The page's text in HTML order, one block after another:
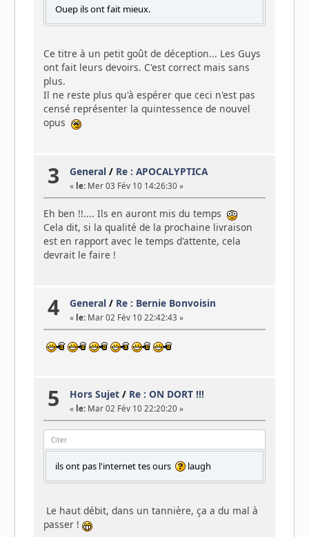
Ouep ils ont fait mieux.
Ce titre à un petit goût de déception... Les Guys
ont fait leurs devoirs. C'est correct mais sans
plus.
Il ne reste plus qu'à espérer que ceci n'est pas
censé représenter la quintessence de nouvel
opus
3 General / Re : APOCALYPTICA
« le: Mer 03 Fév 10 14:26:30 »
Eh ben !!.... Ils en auront mis du temps
Cela dit, si la qualité de la prochaine livraison
est en rapport avec le temps d'attente, cela
devrait le faire !
4 General / Re : Bernie Bonvoisin
« le: Mar 02 Fév 10 22:42:43 »
5 Hors Sujet / Re : ON DORT !!!
« le: Mar 02 Fév 10 22:20:20 »
Citer
ils ont pas l'internet tes ours laugh
Le haut débit, dans un tannière, ça a du mal à
passer !